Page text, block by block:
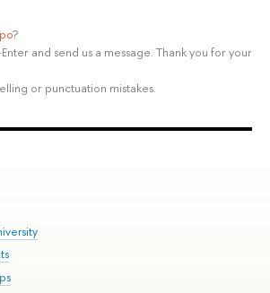
?
and send us a message. Thank you for your
or punctuation mistakes.